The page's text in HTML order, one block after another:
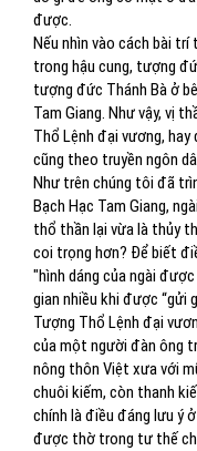
được.
Nếu nhìn vào cách bài
trong hậu cung, tượng
tượng đức Thánh Bà ở
Tam Giang. Như vậy, vị
Thổ Lệnh đại vương,
cũng theo truyền ngôn
Như trên chúng tôi đã
Bạch Hạc Tam Giang,
thổ thần lại vừa là thủy
coi trọng hơn? Để biết
"hình dáng của ngài
gian nhiều khi được “gửi
Tượng Thổ Lệnh đại
của một người đàn ông
nông thôn Việt xưa với
chuôi kiếm, còn thanh
chính là điều đáng lưu ý
được thờ trong tư thế